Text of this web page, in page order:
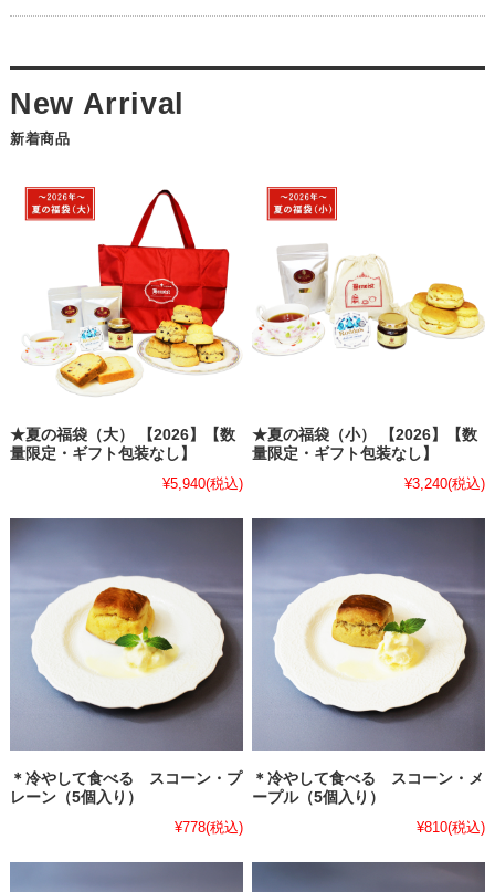
新着商品
★夏の福袋（大） 【2026】【数
量限定・ギフト包装なし】
¥5,940(税込)
★夏の福袋（小） 【2026】【数
量限定・ギフト包装なし】
¥3,240(税込)
＊冷やして食べる スコーン・プ
レーン（5個入り）
¥778(税込)
＊冷やして食べる スコーン・メ
ープル（5個入り）
¥810(税込)